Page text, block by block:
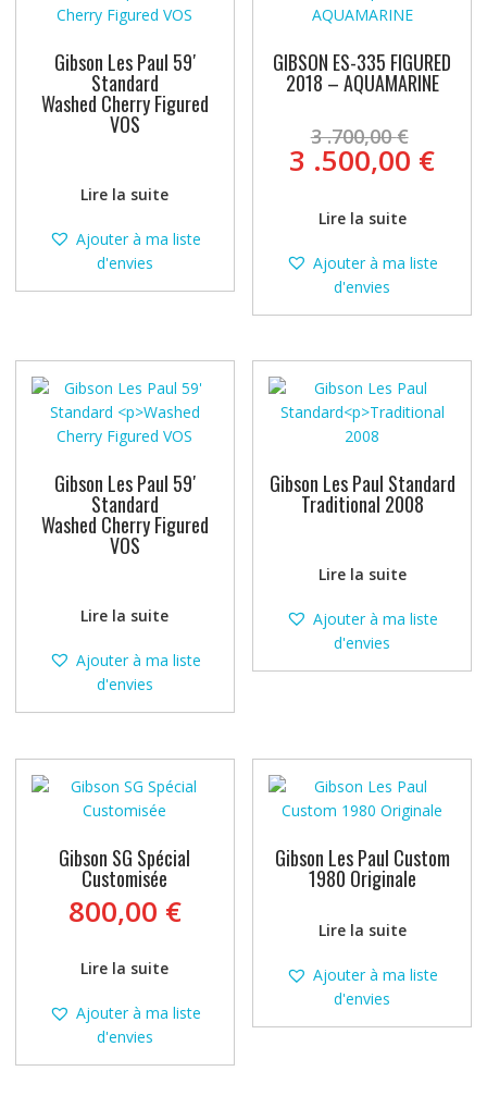
Gibson Les Paul 59′
Standard
Washed Cherry Figured
VOS
Lire la suite
Ajouter à ma liste
d'envies
GIBSON ES-335 FIGURED
2018 – AQUAMARINE
3 .700,00€ prix
3 .500,00 €Le
3
Lire la suite
Ajouter à ma liste
d'envies
Gibson Les Paul 59′
Standard
Washed Cherry Figured
VOS
Lire la suite
Ajouter à ma liste
d'envies
Gibson Les Paul Standard
Traditional 2008
Lire la suite
Ajouter à ma liste
d'envies
Gibson SG Spécial
Customisée
800,00 €
Lire la suite
Ajouter à ma liste
d'envies
Gibson Les Paul Custom
1980 Originale
Lire la suite
Ajouter à ma liste
d'envies